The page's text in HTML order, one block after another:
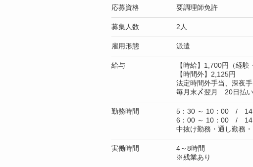
応募資格 要調理師免許
募集人数 2人
雇用形態 派遣
給与
【時給】1,700円（経験
【時間外】2,125円
法定時間外手当、深夜
毎月末〆翌月 20日払い
勤務時間
5：30 ～ 10：00 / 14
6：00 ～ 10：00 / 14
中抜け勤務・通し勤務
実働時間
4～8時間
※残業あり